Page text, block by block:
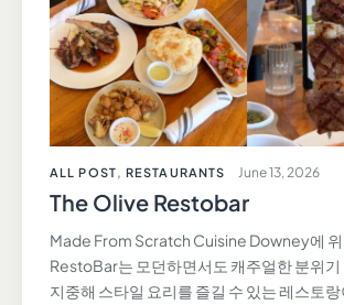
ALL POST,RESTAURANTS June 13, 2026
The Olive Restobar
Made From Scratch Cuisine Downey에
RestoBar는 모던하면서도 캐주얼한 분위기
지중해 스타일 요리를 즐길 수 있는 레스토